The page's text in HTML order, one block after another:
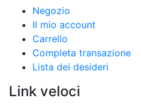
Negozio
Il mio account
Carrello
Completa transazione
Lista dei desideri
Link veloci